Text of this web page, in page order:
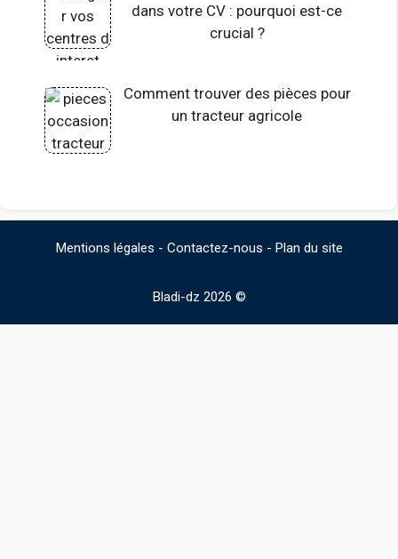
dans votre CV : pourquoi est-ce
crucial ?
Comment trouver des pièces pour
un tracteur agricole
Mentions légales - Contactez-nous - Plan du site
Bladi-dz 2026 ©